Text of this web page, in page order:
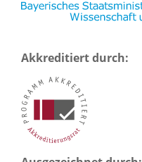
Akkreditiert durch: